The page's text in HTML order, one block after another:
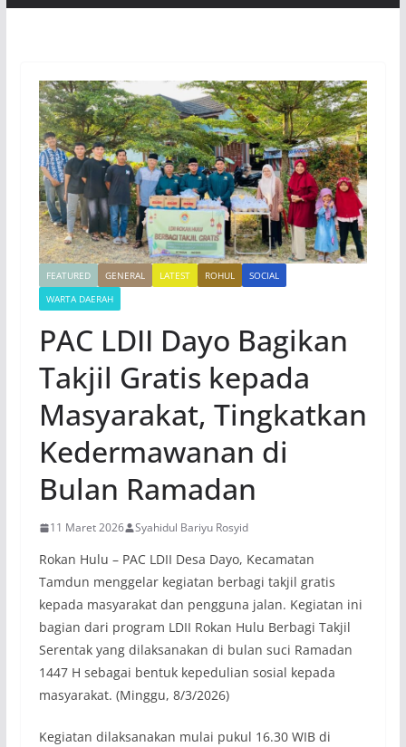
FEATURED GENERAL LATEST ROHUL
SOCIAL
WARTA DAERAH
PAC LDII Dayo Bagikan
Takjil Gratis kepada
Masyarakat, Tingkatkan
Kedermawanan di
Bulan Ramadan
11 Maret 2026 Syahidul Bariyu Rosyid
Rokan Hulu – PAC LDII Desa Dayo, Kecamatan
Tamdun menggelar kegiatan berbagi takjil gratis
kepada masyarakat dan pengguna jalan. Kegiatan ini
bagian dari program LDII Rokan Hulu Berbagi Takjil
Serentak yang dilaksanakan di bulan suci Ramadan
1447 H sebagai bentuk kepedulian sosial kepada
masyarakat. (Minggu, 8/3/2026)
Kegiatan dilaksanakan mulai pukul 16.30 WIB di